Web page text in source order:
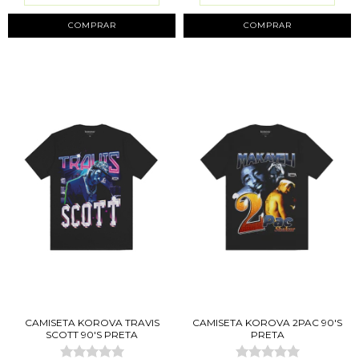
COMPRAR COMPRAR
CAMISETA KOROVA TRAVIS
SCOTT 90'S PRETA
CAMISETA KOROVA 2PAC 90'S
PRETA